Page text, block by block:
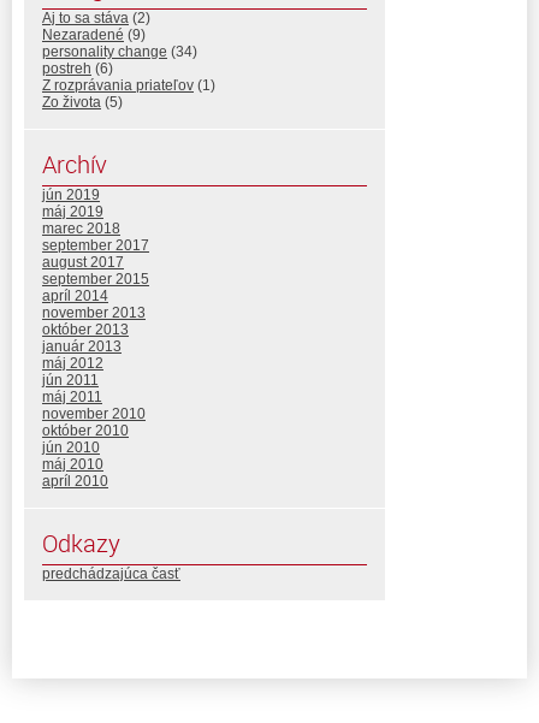
Aj to sa stáva (2)
Nezaradené (9)
personality change (34)
postreh (6)
Z rozprávania priateľov (1)
Zo života (5)
Archív
jún 2019
máj 2019
marec 2018
september 2017
august 2017
september 2015
apríl 2014
november 2013
október 2013
január 2013
máj 2012
jún 2011
máj 2011
november 2010
október 2010
jún 2010
máj 2010
apríl 2010
Odkazy
predchádzajúca časť